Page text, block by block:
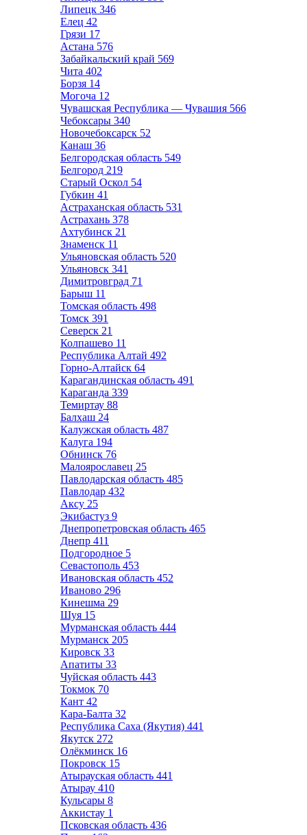
Липецк 346
Елец 42
Грязи 17
Астана 576
Забайкальский край 569
Чита 402
Борзя 14
Могоча 12
Чувашская Республика — Чувашия 566
Чебоксары 340
Новочебоксарск 52
Канаш 36
Белгородская область 549
Белгород 219
Старый Оскол 54
Губкин 41
Астраханская область 531
Астрахань 378
Ахтубинск 21
Знаменск 11
Ульяновская область 520
Ульяновск 341
Димитровград 71
Барыш 11
Томская область 498
Томск 391
Северск 21
Колпашево 11
Республика Алтай 492
Горно-Алтайск 64
Карагандинская область 491
Караганда 339
Темиртау 88
Балхаш 24
Калужская область 487
Калуга 194
Обнинск 76
Малоярославец 25
Павлодарская область 485
Павлодар 432
Аксу 25
Экибастуз 9
Днепропетровская область 465
Днепр 411
Подгородное 5
Севастополь 453
Ивановская область 452
Иваново 296
Кинешма 29
Шуя 15
Мурманская область 444
Мурманск 205
Кировск 33
Апатиты 33
Чуйская область 443
Токмок 70
Кант 42
Кара-Балта 32
Республика Саха (Якутия) 441
Якутск 272
Олёкминск 16
Покровск 15
Атырауская область 441
Атырау 410
Кульсары 8
Аккистау 1
Псковская область 436